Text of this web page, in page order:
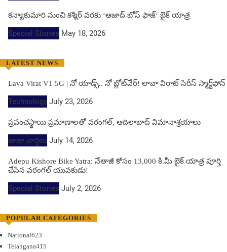
కన్యాకుమారి నుంచి కశ్మీర్ వరకు ‘ఆజాద్ బోస్ ఫౌజ్’ బైక్ యాత్ర
Special Stories May 18, 2026
LATEST NEWS
Lava Virat V1 5G | నో యాడ్స్.. నో బ్లోట్‌వేర్! లావా విరాట్ సిరీస్ స్మార్ట్‌ఫోన్​
Technology July 23, 2026
ప్రపంచస్థాయి ప్రమాణాలతో వరంగల్, ఆదిలాబాద్ విమానాశ్రయాలు
తాజా వార్తలు July 14, 2026
Adepu Kishore Bike Yatra: నేతాజీ కోసం 13,000 కి.మీ బైక్ యాత్ర పూర్తి
చేసిన వరంగల్ యువకుడు!
Special Stories July 2, 2026
POPULAR CATEGORIES
National623
Telangana415